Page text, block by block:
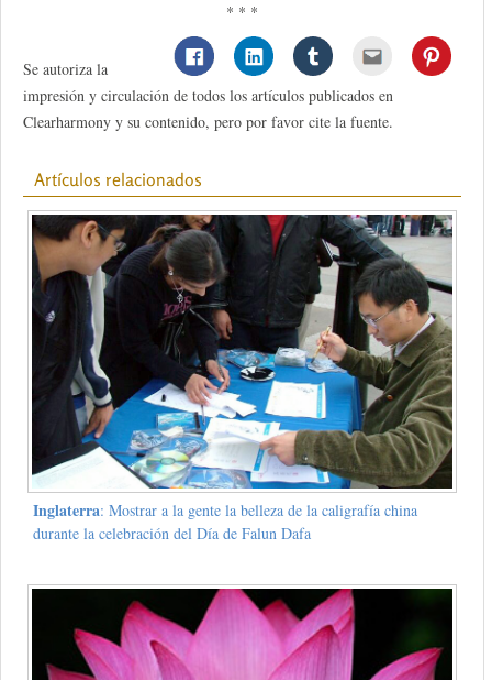
* * *
Se autoriza la
impresión y circulación de todos los artículos publicados en
Clearharmony y su contenido, pero por favor cite la fuente.
Artículos relacionados
Inglaterra: Mostrar a la gente la belleza de la caligrafía china
durante la celebración del Día de Falun Dafa